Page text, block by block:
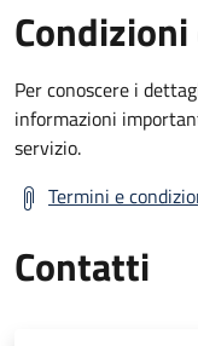
Per conoscere i
informazioni
servizio.
Termini e
Contatti